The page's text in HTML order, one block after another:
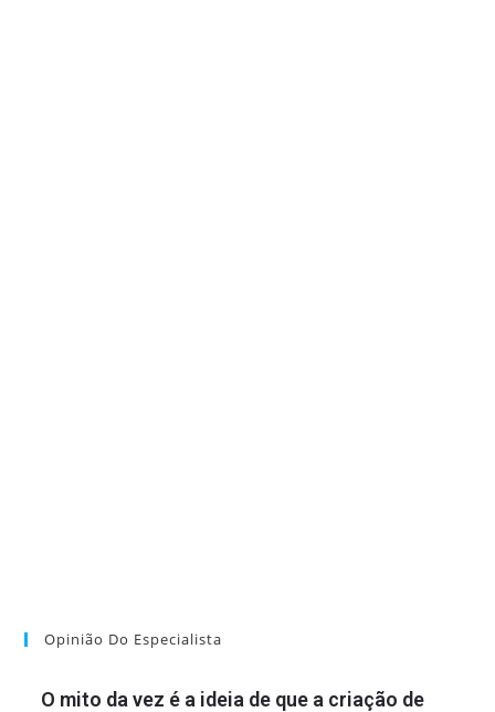
Opinião Do Especialista
O mito da vez é a ideia de que a criação de